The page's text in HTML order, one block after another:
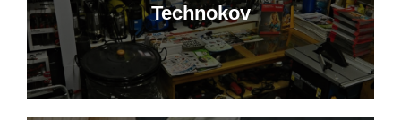
Technokov